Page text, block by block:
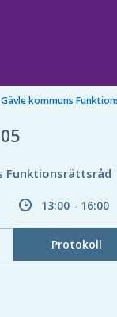
Gävle kommuns
Funktionsrättsråd
13:00 - 16:00
Protokoll